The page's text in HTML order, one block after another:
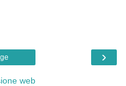
›
web